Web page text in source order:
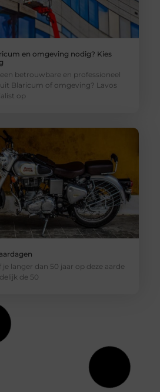
en omgeving nodig? Kies
betrouwbare en professioneel
Blaricum of omgeving? Lavos
op
langer dan 50 jaar op deze aarde
de 50